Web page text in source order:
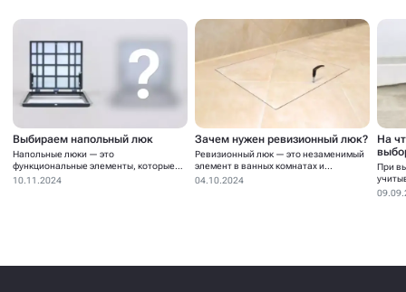
Выбираем напольный люк
Напольные люки — это
функциональные элементы, которые
устанавливаются для...
10.11.2024
Зачем нужен ревизионный люк?
Ревизионный люк — это незаменимый
элемент в ванных комнатах и...
04.10.2024
На
При